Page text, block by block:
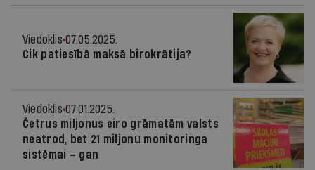
Viedoklis 07.05.2025.
Cik patiesībā maksā birokrātija?
Viedoklis 07.01.2025.
Četrus miljonus eiro grāmatām valsts
neatrod, bet 21 miljonu monitoringa
sistēmai – gan